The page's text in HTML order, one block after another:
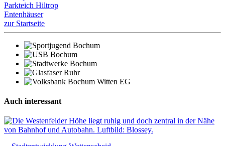
Parkteich Hiltrop
Entenhäuser
zur Startseite
Auch interessant